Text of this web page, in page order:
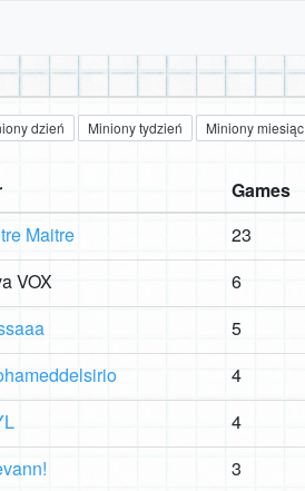
dzień Miniony tydzień Miniony miesiąc
Games
Maitre 23
VOX 6
5
4
4
3